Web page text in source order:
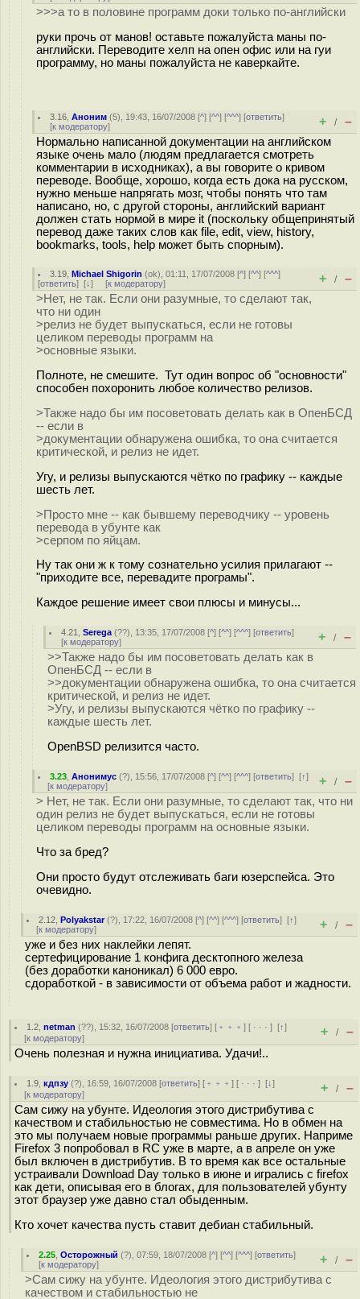
>>>а то в половине программ доки только по-английски
руки прочь от манов! оставьте пожалуйста маны по-
английски. Переводите хелп на опен офис или на гуи
программу, но маны пожалуйста не каверкайте.
3.16 ,Аноним (5), 19:43, 16/07/2008 [^] [^^] [^^^] [ответить]
[к модератору] + / –
Нормально написанной документации на английском
языке очень мало (людям предлагается смотреть
комментарии в исходниках), а вы говорите о кривом
переводе. Вообще, хорошо, когда есть дока на русском,
нужно меньше напрягать мозг, чтобы понять что там
написано, но, с другой стороны, английский вариант
должен стать нормой в мире it (поскольку общепринятый
перевод даже таких слов как file, edit, view, history,
bookmarks, tools, help может быть спорным).
3.19 ,Michael Shigorin (ok), 01:11, 17/07/2008 [^] [^^] [^^^]
[ответить] [↓] [к модератору] + / –
>Нет, не так. Если они разумные, то сделают так,
что ни один
>релиз не будет выпускаться, если не готовы
целиком переводы программ на
>основные языки.
Полноте, не смешите. Тут один вопрос об "основности"
способен похоронить любое количество релизов.
>Также надо бы им посоветовать делать как в ОпенБСД
-- если в
>документации обнаружена ошибка, то она считается
критической, и релиз не идет.
Угу, и релизы выпускаются чётко по графику -- каждые
шесть лет.
>Просто мне -- как бывшему переводчику -- уровень
перевода в убунте как
>серпом по яйцам.
Ну так они ж к тому сознательно усилия прилагают --
"приходите все, перевадите програмы".
Каждое решение имеет свои плюсы и минусы...
4.21 ,Serega (??), 13:35, 17/07/2008 [^] [^^] [^^^] [ответить]
[к модератору] + / –
>>Также надо бы им посоветовать делать как в
ОпенБСД -- если в
>>документации обнаружена ошибка, то она считается
критической, и релиз не идет.
>Угу, и релизы выпускаются чётко по графику --
каждые шесть лет.
OpenBSD релизится часто.
3.23 ,Анонимус (?), 15:56, 17/07/2008 [^] [^^] [^^^] [ответить][↑]
[к модератору] + / –
> Нет, не так. Если они разумные, то сделают так, что ни
один релиз не будет выпускаться, если не готовы
целиком переводы программ на основные языки.
Что за бред?
Они просто будут отслеживать баги юзерспейса. Это
очевидно.
2.12 ,Polyakstar(?), 17:22, 16/07/2008 [^] [^^] [^^^] [ответить][↑]
[к модератору] + / –
уже и без них наклейки лепят.
сертефицирование 1 конфига десктопного железа
(без доработки каноникал) 6 000 евро.
сдоработкой - в зависимости от объема работ и жадности.
1.2 ,netman (??), 15:32, 16/07/2008 [ответить] [ ﹢﹢﹢] [ · · ·][↑]
[к модератору] + / –
Очень полезная и нужна инициатива. Удачи!..
1.9 ,кдпзу (?), 16:59, 16/07/2008 [ответить] [ ﹢﹢﹢] [ · · ·][↓]
[к модератору] + / –
Сам сижу на убунте. Идеология этого дистрибутива с
качеством и стабильностью не совместима. Но в обмен на
это мы получаем новые программы раньше других. Наприме
Firefox 3 попробовал в RC уже в марте, а в апреле он уже
был включен в дистрибутив. В то время как все остальные
устраивали Download Day только в июне и игрались с firefox
как дети, описывая его в блогах, для пользователей убунту
этот браузер уже давно стал обыденным.
Кто хочет качества пусть ставит дебиан стабильный.
2.25 ,Осторожный (?), 07:59, 18/07/2008 [^] [^^] [^^^] [ответить]
[к модератору] + / –
>Сам сижу на убунте. Идеология этого дистрибутива с
качеством и стабильностью не